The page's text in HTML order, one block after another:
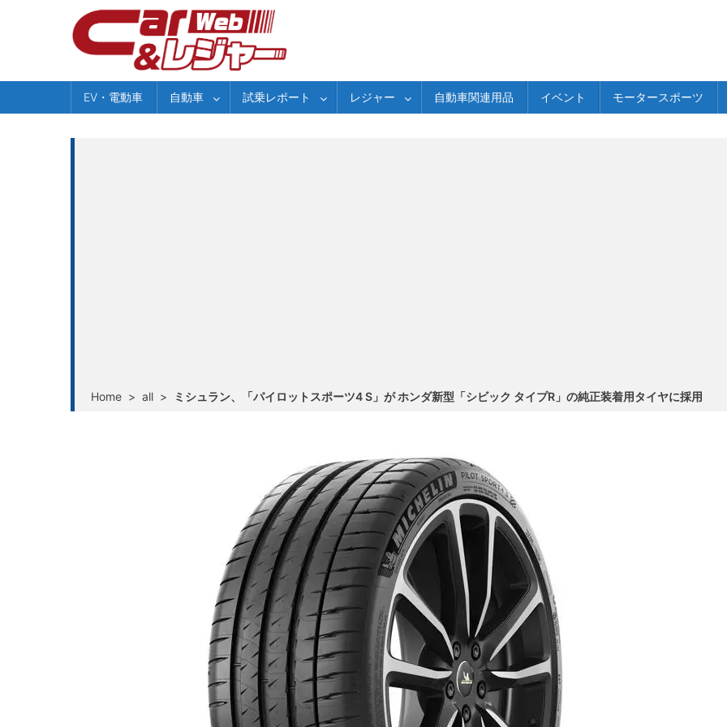
EV・電動車 自動車 試乗レポート レジャー 自動車関連用品 イベント モータースポーツ
Home > all > ミシュラン、「パイロットスポーツ4 S」が ホンダ新型「シビック タイプR」の純正装着用タイヤに採用